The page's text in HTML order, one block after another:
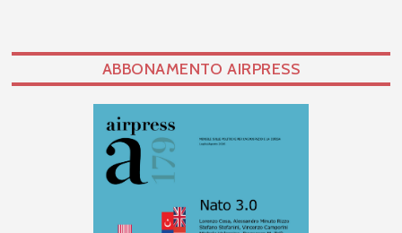
ABBONAMENTO AIRPRESS